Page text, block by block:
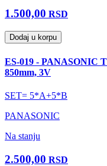
1.500,00 RSD
Dodaj u korpu
ES-019 - PANASONIC
850mm, 3V
SET= 5*A+5*B
PANASONIC
Na stanju
2.500,00 RSD